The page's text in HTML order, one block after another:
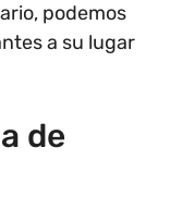
podemos
a su lugar
de